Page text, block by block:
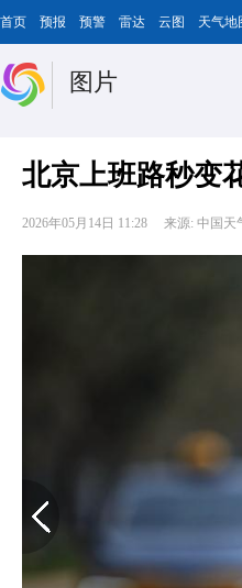
首页 预报 预警 雷达 云图 天气地
图片
北京上班路秒变
2026年05月14日 11:28 来源: 中国天